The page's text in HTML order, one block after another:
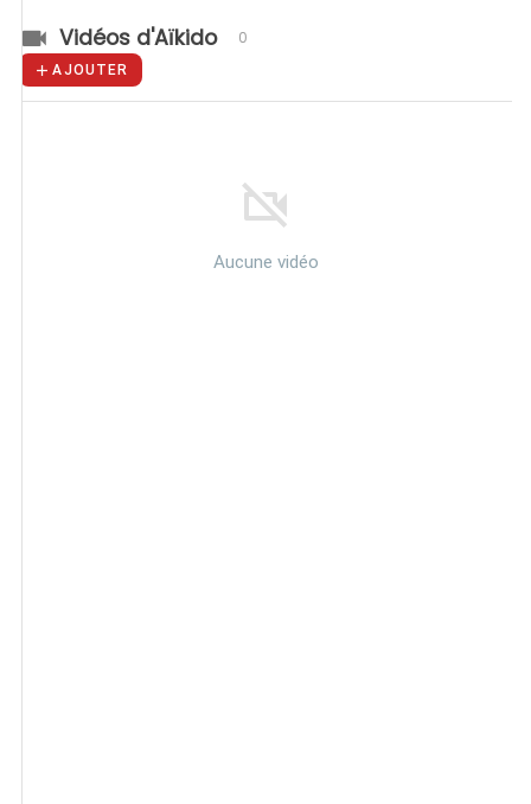
Vidéos d'Aïkido 0
AJOUTER
Aucune vidéo